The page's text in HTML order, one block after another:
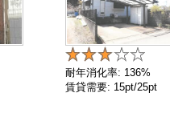
耐年消化率: 136%
賃貸需要: 15pt/25pt